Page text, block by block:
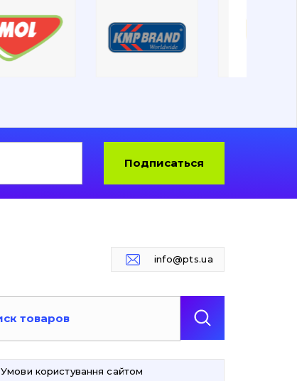
Подписаться
info@pts.ua
Умови користування сайтом